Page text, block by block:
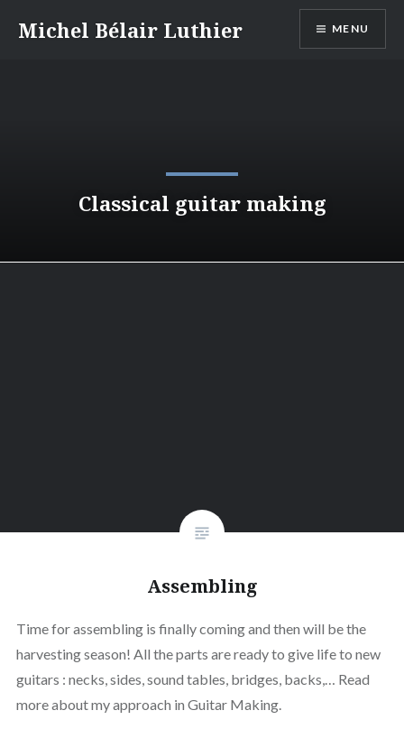
Michel Bélair Luthier MENU
Classical guitar making
Assembling
Time for assembling is finally coming and then will be the
harvesting season! All the parts are ready to give life to new
guitars : necks, sides, sound tables, bridges, backs,… Read
more about my approach in Guitar Making.